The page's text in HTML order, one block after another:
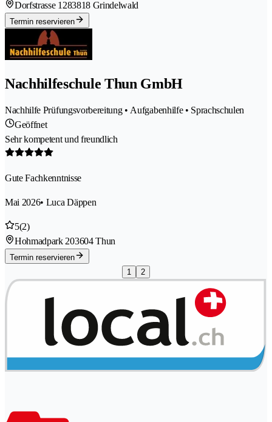
Dorfstrasse 1283818 Grindelwald
Termin reservieren
Nachhilfeschule Thun GmbH
Nachhilfe Prüfungsvorbereitung • Aufgabenhilfe • Sprachschulen
Geöffnet
Sehr kompetent und freundlich
Gute Fachkenntnisse
Mai 2026• Luca Däppen
5(2)
Hohmadpark 203604 Thun
Termin reservieren
1
2